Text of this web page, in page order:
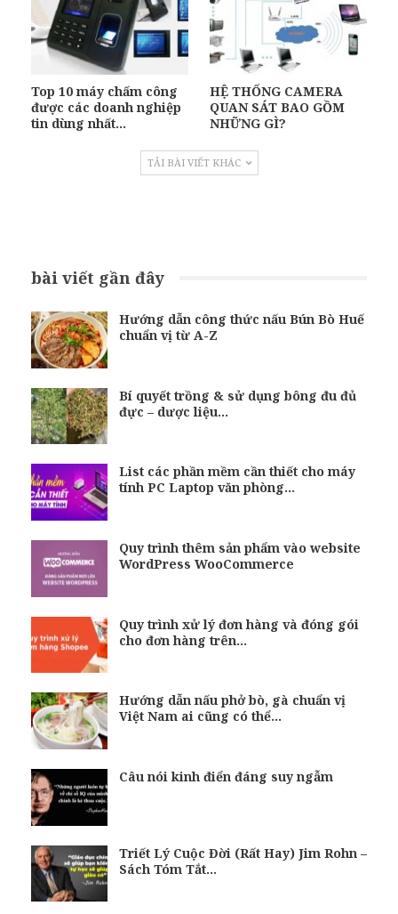
Top 10 máy chấm công
được các doanh nghiệp
tin dùng nhất…
HỆ THỐNG CAMERA
QUAN SÁT BAO GỒM
NHỮNG GÌ?
TẢI BÀI VIẾT KHÁC
bài viết gần đây
Hướng dẫn công thức nấu Bún Bò Huế
chuẩn vị từ A-Z
Bí quyết trồng & sử dụng bông đu đủ
đực – dược liệu…
List các phần mềm cần thiết cho máy
tính PC Laptop văn phòng…
Quy trình thêm sản phẩm vào website
WordPress WooCommerce
Quy trình xử lý đơn hàng và đóng gói
cho đơn hàng trên…
Hướng dẫn nấu phở bò, gà chuẩn vị
Việt Nam ai cũng có thể…
Câu nói kinh điển đáng suy ngẫm
Triết Lý Cuộc Đời (Rất Hay) Jim Rohn –
Sách Tóm Tắt…